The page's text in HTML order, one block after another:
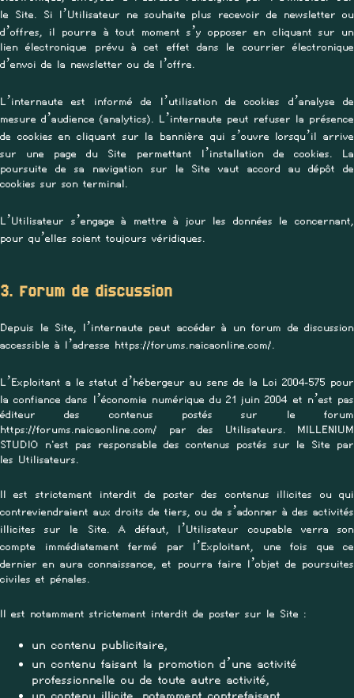
le Site. Si l’Utilisateur ne souhaite plus recevoir de newsletter ou
d’offres, il pourra à tout moment s’y opposer en cliquant sur un
lien électronique prévu à cet effet dans le courrier électronique
d’envoi de la newsletter ou de l’offre.
L’internaute est informé de l’utilisation de cookies d’analyse de
mesure d’audience (analytics). L’internaute peut refuser la présence
de cookies en cliquant sur la bannière qui s’ouvre lorsqu’il arrive
sur une page du Site permettant l’installation de cookies. La
poursuite de sa navigation sur le Site vaut accord au dépôt de
cookies sur son terminal.
L’Utilisateur s’engage à mettre à jour les données le concernant,
pour qu’elles soient toujours véridiques.
3. Forum de discussion
Depuis le Site, l’internaute peut accéder à un forum de discussion
accessible à l’adresse https://forums.naicaonline.com/.
L’Exploitant a le statut d’hébergeur au sens de la Loi 2004-575 pour
la confiance dans l’économie numérique du 21 juin 2004 et n’est pas
éditeur des contenus postés sur le forum
https://forums.naicaonline.com/ par des Utilisateurs. MILLENIUM
STUDIO n'est pas responsable des contenus postés sur le Site par
les Utilisateurs.
Il est strictement interdit de poster des contenus illicites ou qui
contreviendraient aux droits de tiers, ou de s’adonner à des activités
illicites sur le Site. A défaut, l’Utilisateur coupable verra son
compte immédiatement fermé par l’Exploitant, une fois que ce
dernier en aura connaissance, et pourra faire l’objet de poursuites
civiles et pénales.
Il est notamment strictement interdit de poster sur le Site :
un contenu publicitaire,
un contenu faisant la promotion d’une activité
professionnelle ou de toute autre activité,